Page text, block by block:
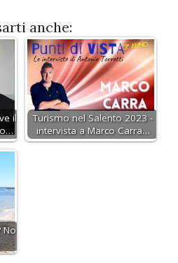
anche:
il
Turismo nel Salento 2023 -
intervista a Marco Carra…
No